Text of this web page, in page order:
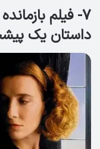
داستان یک